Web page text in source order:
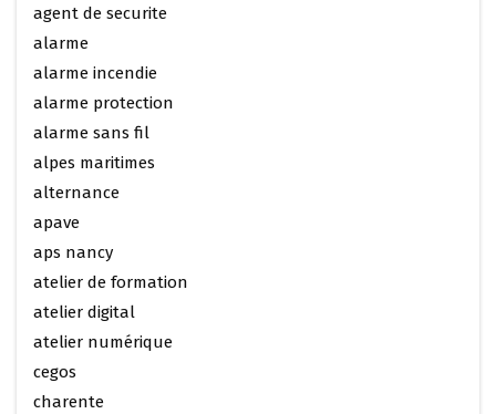
agent de securite
alarme
alarme incendie
alarme protection
alarme sans fil
alpes maritimes
alternance
apave
aps nancy
atelier de formation
atelier digital
atelier numérique
cegos
charente